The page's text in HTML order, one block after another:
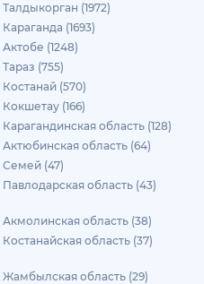
Талдыкорган (1972)
Караганда (1693)
Актобе (1248)
Тараз (755)
Костанай (570)
Кокшетау (166)
Карагандинская область (128)
Актюбинская область (64)
Семей (47)
Павлодарская область (43)
Акмолинская область (38)
Костанайская область (37)
Жамбылская область (29)